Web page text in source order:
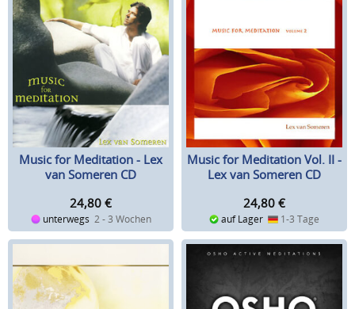
Music for Meditation - Lex
van Someren CD
24,80 €
unterwegs 2 - 3 Wochen
Music for Meditation Vol. II -
Lex van Someren CD
24,80 €
auf Lager 1-3 Tage